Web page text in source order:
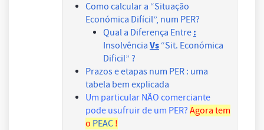
Como calcular a “Situação
Económica Difícil”, num PER?
Qual a Diferença Entre :
Insolvência Vs “Sit. Económica
Dificil” ?
Prazos e etapas num PER : uma
tabela bem explicada
Um particular NÃO comerciante
pode usufruir de um PER? Agora tem
o PEAC !